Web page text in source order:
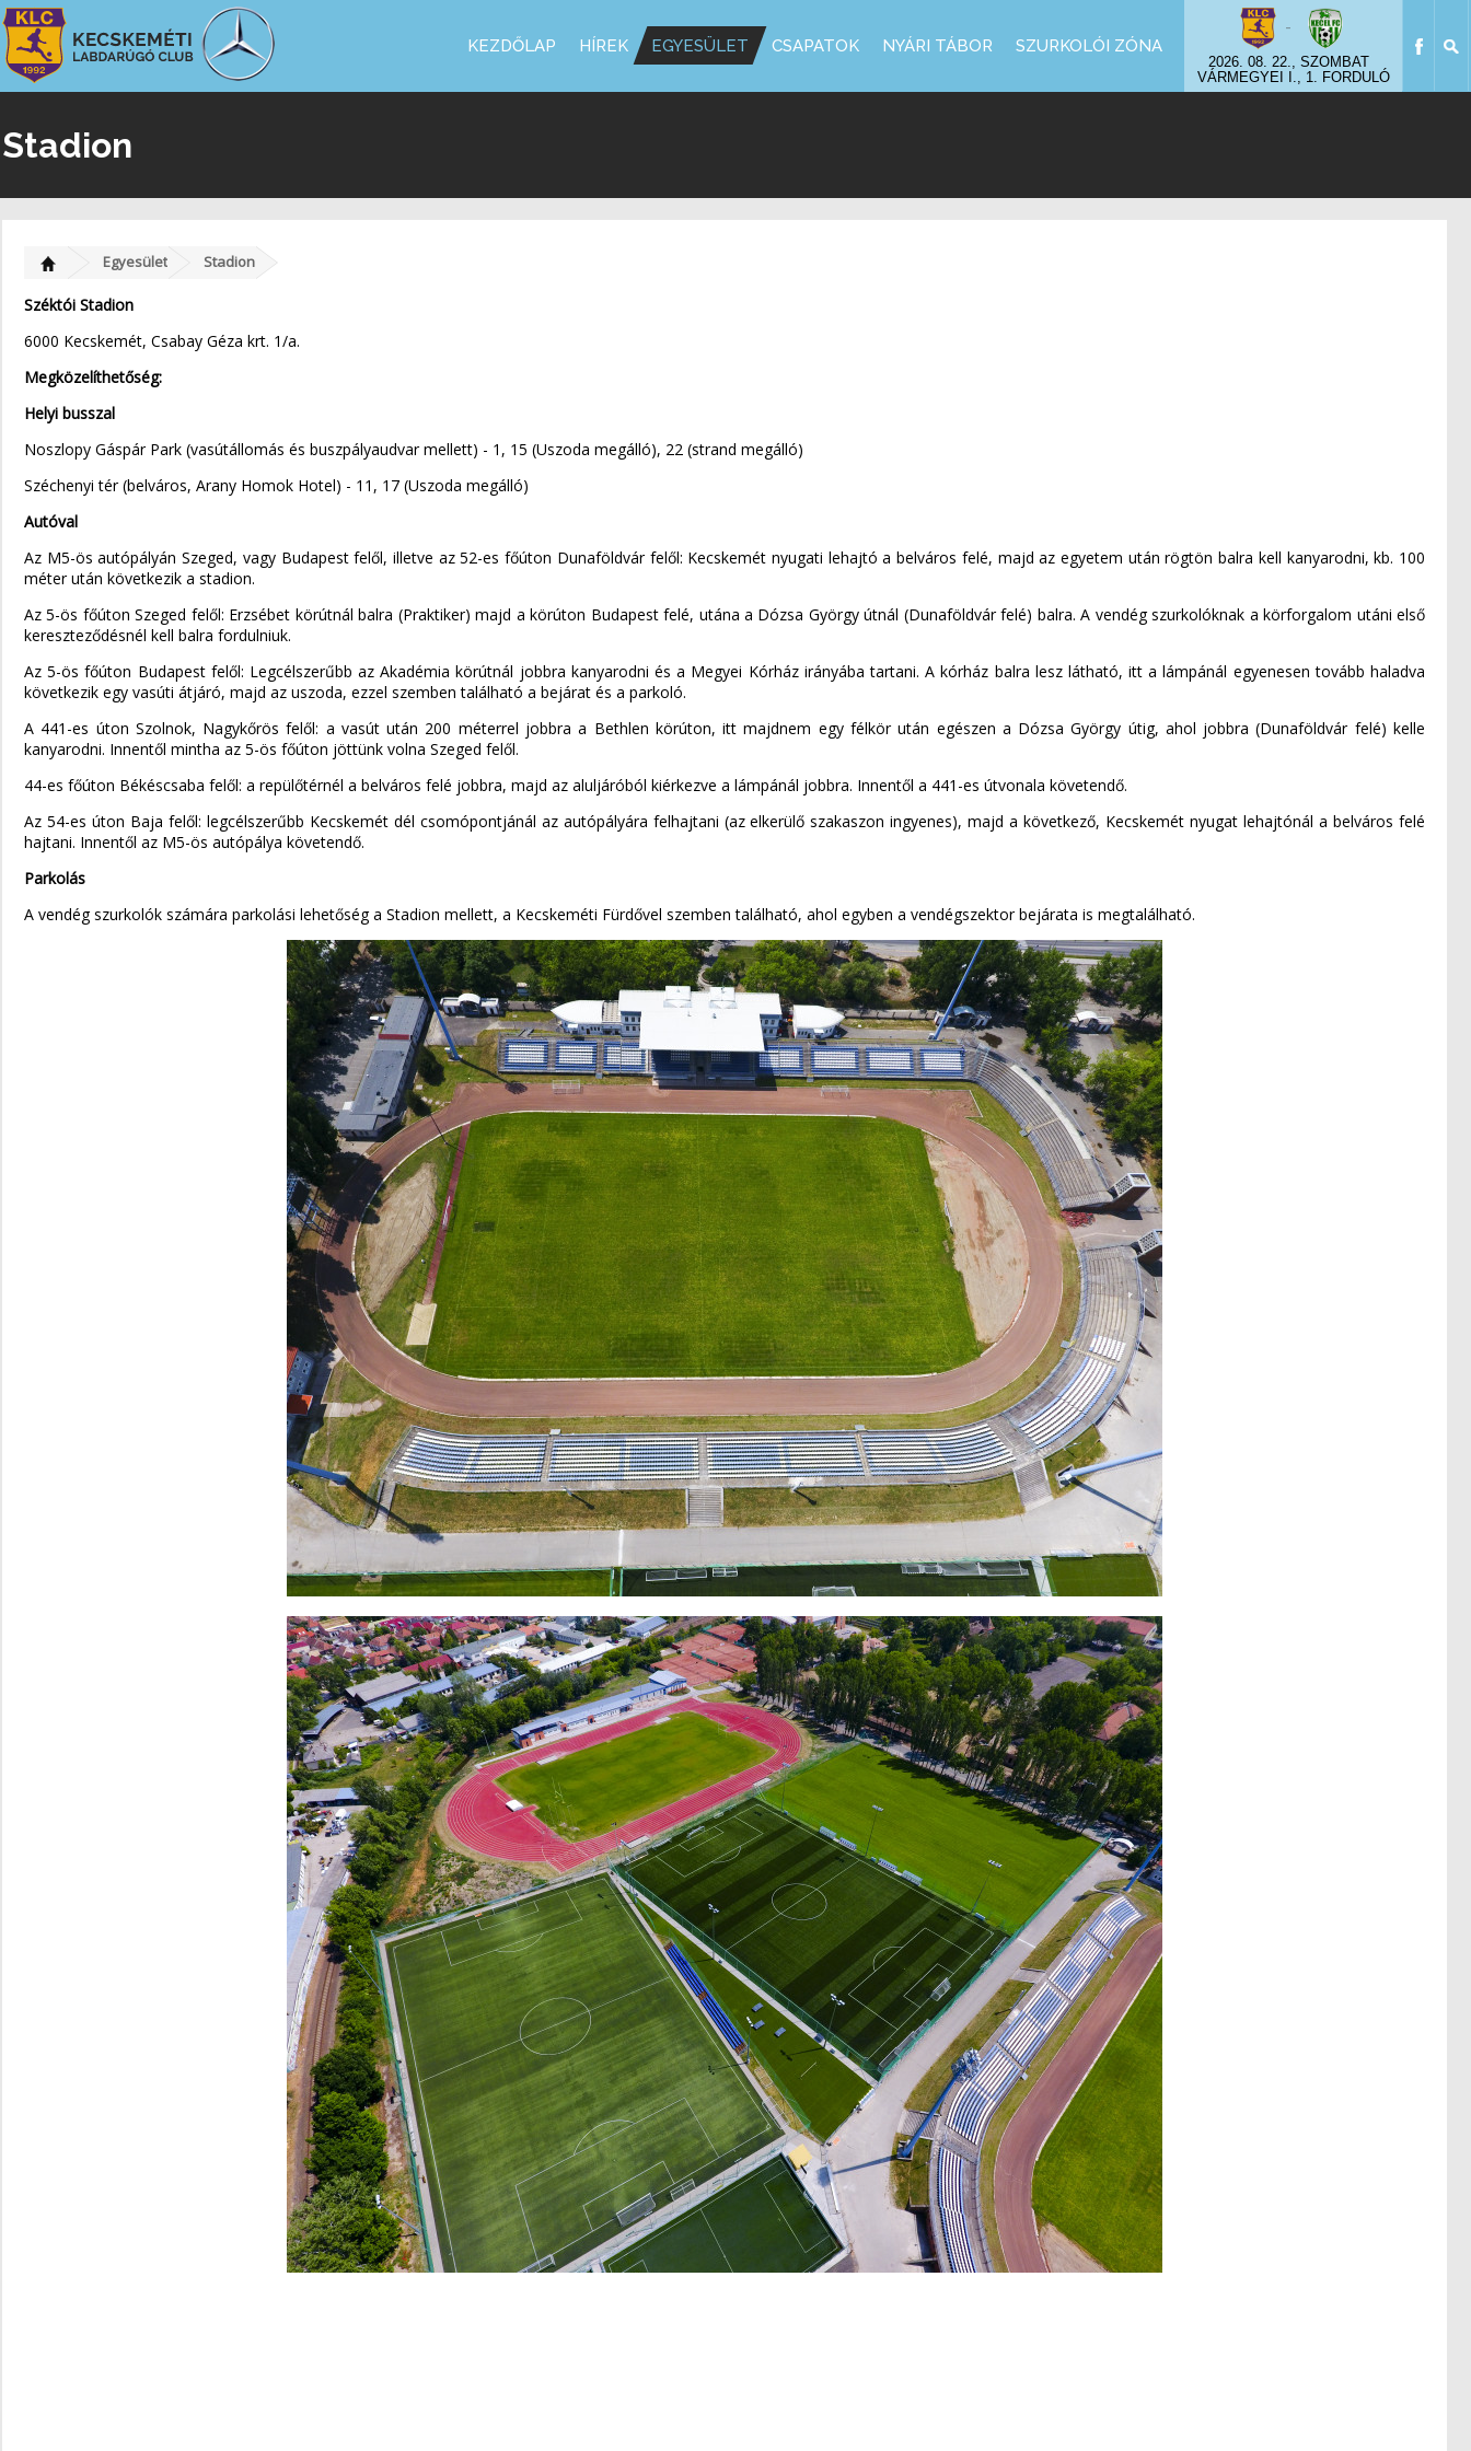
-
2026. 08. 22., SZOMBAT
VÁRMEGYEI I., 1. FORDULÓ
KEZDŐLAP HÍREK EGYESÜLET CSAPATOK NYÁRI TÁBOR SZURKOLÓI ZÓNA
Stadion
Egyesület Stadion
Széktói Stadion
6000 Kecskemét, Csabay Géza krt. 1/a.
Megközelíthetőség:
Helyi busszal
Noszlopy Gáspár Park (vasútállomás és buszpályaudvar mellett) - 1, 15 (Uszoda megálló), 22 (strand megálló)
Széchenyi tér (belváros, Arany Homok Hotel) - 11, 17 (Uszoda megálló)
Autóval
Az M5-ös autópályán Szeged, vagy Budapest felől, illetve az 52-es főúton Dunaföldvár felől: Kecskemét nyugati lehajtó a belváros felé, majd az egyetem után rögtön balra kell kanyarodni, kb. 100
méter után következik a stadion.
Az 5-ös főúton Szeged felől: Erzsébet körútnál balra (Praktiker) majd a körúton Budapest felé, utána a Dózsa György útnál (Dunaföldvár felé) balra. A vendég szurkolóknak a körforgalom utáni első
kereszteződésnél kell balra fordulniuk.
Az 5-ös főúton Budapest felől: Legcélszerűbb az Akadémia körútnál jobbra kanyarodni és a Megyei Kórház irányába tartani. A kórház balra lesz látható, itt a lámpánál egyenesen tovább haladva
következik egy vasúti átjáró, majd az uszoda, ezzel szemben található a bejárat és a parkoló.
A 441-es úton Szolnok, Nagykőrös felől: a vasút után 200 méterrel jobbra a Bethlen körúton, itt majdnem egy félkör után egészen a Dózsa György útig, ahol jobbra (Dunaföldvár felé) kelle
kanyarodni. Innentől mintha az 5-ös főúton jöttünk volna Szeged felől.
44-es főúton Békéscsaba felől: a repülőtérnél a belváros felé jobbra, majd az aluljáróból kiérkezve a lámpánál jobbra. Innentől a 441-es útvonala követendő.
Az 54-es úton Baja felől: legcélszerűbb Kecskemét dél csomópontjánál az autópályára felhajtani (az elkerülő szakaszon ingyenes), majd a következő, Kecskemét nyugat lehajtónál a belváros felé
hajtani. Innentől az M5-ös autópálya követendő.
Parkolás
A vendég szurkolók számára parkolási lehetőség a Stadion mellett, a Kecskeméti Fürdővel szemben található, ahol egyben a vendégszektor bejárata is megtalálható.